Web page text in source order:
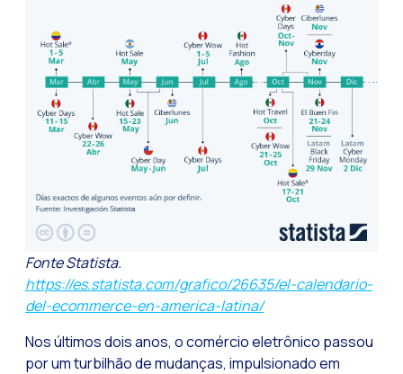
A voz do cliente:
Atendimento ao
Tecnologia e
Evolução do
Inteligência
O ecossistema de
Gerando maior
Comércio
Transformando
Fonte Statista.
https://es.statista.com/grafico/26635/el-calendario-
del-ecommerce-en-america-latina/
Nos últimos dois anos, o comércio eletrônico passou
por um turbilhão de mudanças, impulsionado em